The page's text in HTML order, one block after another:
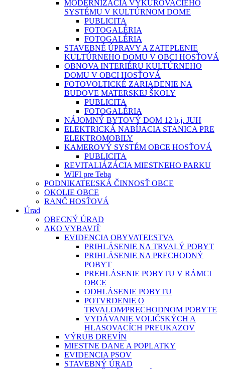
MODERNIZÁCIA VYKUROVACIEHO
SYSTÉMU V KULTÚRNOM DOME
PUBLICITA
FOTOGALÉRIA
FOTOGALÉRIA
STAVEBNÉ ÚPRAVY A ZATEPLENIE
KULTÚRNEHO DOMU V OBCI HOSŤOVÁ
OBNOVA INTERIÉRU KULTÚRNEHO
DOMU V OBCI HOSŤOVÁ
FOTOVOLTICKÉ ZARIADENIE NA
BUDOVE MATERSKEJ ŠKOLY
PUBLICITA
FOTOGALÉRIA
NÁJOMNÝ BYTOVÝ DOM 12 b.j. JUH
ELEKTRICKÁ NABÍJACIA STANICA PRE
ELEKTROMOBILY
KAMEROVÝ SYSTÉM OBCE HOSŤOVÁ
PUBLICITA
REVITALIÁZÁCIA MIESTNEHO PARKU
WIFI pre Teba
PODNIKATEĽSKÁ ČINNOSŤ OBCE
OKOLIE OBCE
RANČ HOSŤOVÁ
Úrad
OBECNÝ ÚRAD
AKO VYBAVIŤ
EVIDENCIA OBYVATEĽSTVA
PRIHLÁSENIE NA TRVALÝ POBYT
PRIHLÁSENIE NA PRECHODNÝ
POBYT
PREHLÁSENIE POBYTU V RÁMCI
OBCE
ODHLÁSENIE POBYTU
POTVRDENIE O
TRVALOM⁄PRECHODNOM POBYTE
VYDÁVANIE VOLIČSKÝCH A
HLASOVACÍCH PREUKAZOV
VÝRUB DREVÍN
MIESTNE DANE A POPLATKY
EVIDENCIA PSOV
STAVEBNÝ ÚRAD